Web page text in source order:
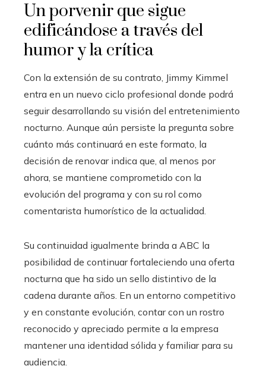
Un porvenir que sigue
edificándose a través del
humor y la crítica
Con la extensión de su contrato, Jimmy Kimmel
entra en un nuevo ciclo profesional donde podrá
seguir desarrollando su visión del entretenimiento
nocturno. Aunque aún persiste la pregunta sobre
cuánto más continuará en este formato, la
decisión de renovar indica que, al menos por
ahora, se mantiene comprometido con la
evolución del programa y con su rol como
comentarista humorístico de la actualidad.
Su continuidad igualmente brinda a ABC la
posibilidad de continuar fortaleciendo una oferta
nocturna que ha sido un sello distintivo de la
cadena durante años. En un entorno competitivo
y en constante evolución, contar con un rostro
reconocido y apreciado permite a la empresa
mantener una identidad sólida y familiar para su
audiencia.